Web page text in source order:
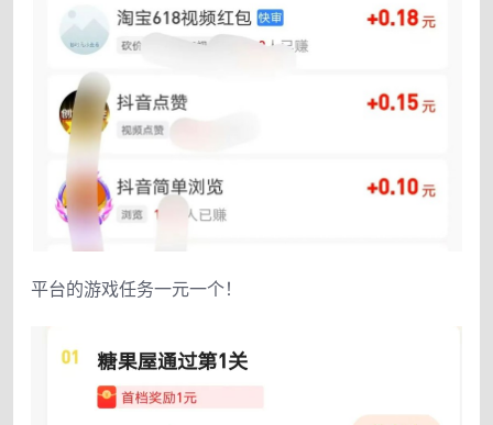
平台的游戏任务一元一个！